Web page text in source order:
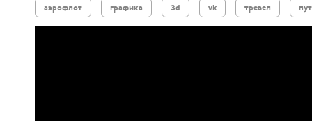
аэрофлот графика 3d vk тревел